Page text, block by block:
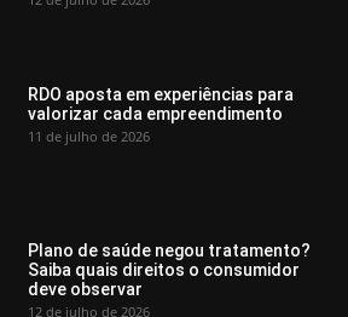
RDO aposta em experiências para
valorizar cada empreendimento
11 de julho de 2026
Plano de saúde negou tratamento?
Saiba quais direitos o consumidor
deve observar
12 de julho de 2026